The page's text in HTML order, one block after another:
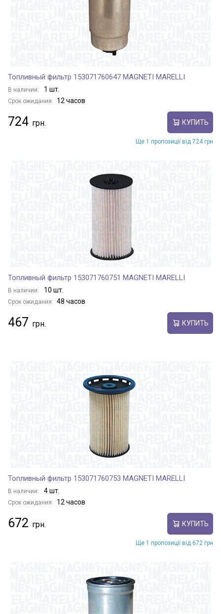
Топливный фильтр 153071760647 MAGNETI MARELLI
В наличии: 1 шт.
Срок ожидания: 12 часов
724 КУПИТЬ
Ще 1 пропозиції від 724 грн
Топливный фильтр 153071760751 MAGNETI MARELLI
В наличии: 10 шт.
Срок ожидания: 48 часов
467 КУПИТЬ
Топливный фильтр 153071760753 MAGNETI MARELLI
В наличии: 4 шт.
Срок ожидания: 12 часов
672 КУПИТЬ
Ще 1 пропозиції від 672 грн